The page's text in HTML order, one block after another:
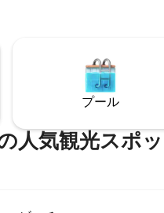
ナレイ湾の高
ぐ近くにあり
ニニビーチ、
、コミュニテ
しい食事
つろぎのひ
リンスビ
ーチまで
スコート
プール
人気観光スポ